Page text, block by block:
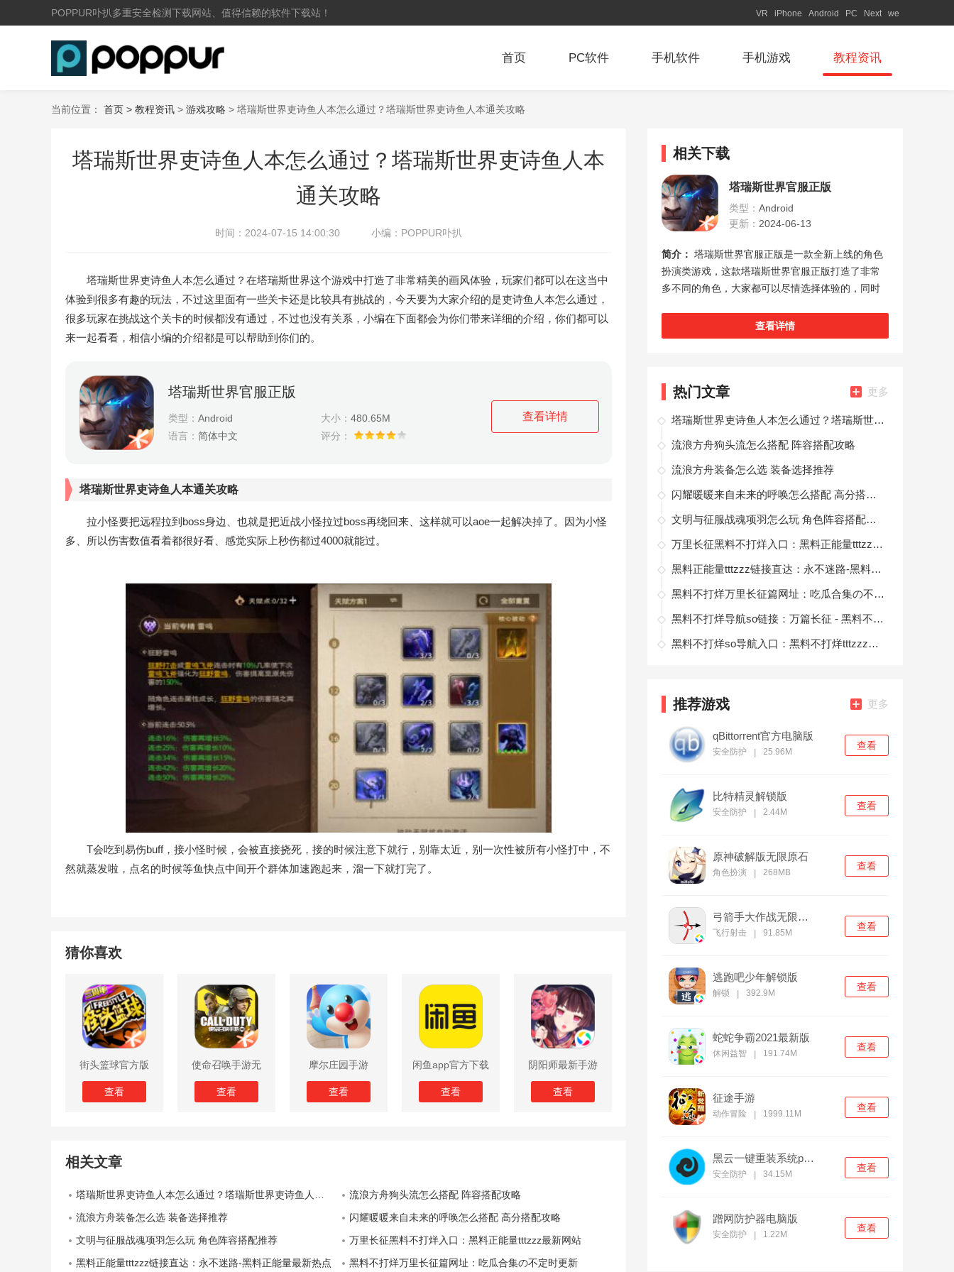
POPPUR卟扒多重安全检测下载网站、值得信赖的软件下载站！ VR iPhone Android PC Next we
首页 PC软件 手机软件 手机游戏 教程资讯
当前位置： 首页 > 教程资讯 > 游戏攻略 > 塔瑞斯世界吏诗鱼人本怎么通过？塔瑞斯世界吏诗鱼人本通关攻略
塔瑞斯世界吏诗鱼人本怎么通过？塔瑞斯世界吏诗鱼人本
通关攻略
时间： 2024-07-15 14:00:30 小编： POPPUR卟扒
塔瑞斯世界吏诗鱼人本怎么通过？在塔瑞斯世界这个游戏中打造了非常精美的画风体验，玩家们都可以在这当中
体验到很多有趣的玩法，不过这里面有一些关卡还是比较具有挑战的，今天要为大家介绍的是吏诗鱼人本怎么通过，
很多玩家在挑战这个关卡的时候都没有通过，不过也没有关系，小编在下面都会为你们带来详细的介绍，你们都可以
来一起看看，相信小编的介绍都是可以帮助到你们的。
塔瑞斯世界官服正版
类型： Android 大小： 480.65M
语言： 简体中文 评分：
查看详情
塔瑞斯世界吏诗鱼人本通关攻略
拉小怪要把远程拉到boss身边、也就是把近战小怪拉过boss再绕回来、这样就可以aoe一起解决掉了。因为小怪
多、所以伤害数值看着都很好看、感觉实际上秒伤都过4000就能过。
T会吃到易伤buff，接小怪时候，会被直接挠死，接的时候注意下就行，别靠太近，别一次性被所有小怪打中，不
然就蒸发啦，点名的时候等鱼快点中间开个群体加速跑起来，溜一下就打完了。
猜你喜欢
街头篮球官方版
查看
使命召唤手游无
限子弹版
查看
摩尔庄园手游
查看
闲鱼app官方下载
查看
阴阳师最新手游
版
查看
相关文章
塔瑞斯世界吏诗鱼人本怎么通过？塔瑞斯世界吏诗鱼人本通关攻略
流浪方舟狗头流怎么搭配 阵容搭配攻略
流浪方舟装备怎么选 装备选择推荐
闪耀暖暖来自未来的呼唤怎么搭配 高分搭配攻略
文明与征服战魂项羽怎么玩 角色阵容搭配推荐
万里长征黑料不打烊入口：黑料正能量tttzzz最新网站
黑料正能量tttzzz链接直达：永不迷路-黑料正能量最新热点
黑料不打烊万里长征篇网址：吃瓜合集の不定时更新
相关下载
塔瑞斯世界官服正版
类型： Android
更新： 2024-06-13
简介： 塔瑞斯世界官服正版是一款全新上线的角色
扮演类游戏，这款塔瑞斯世界官服正版打造了非常
多不同的角色，大家都可以尽情选择体验的，同时
们，每天都可以领取各种任务，只要完成了就可以
获取奖励了哦，新人玩家还有丰厚的福利领取
查看详情
热门文章 更多
塔瑞斯世界吏诗鱼人本怎么通过？塔瑞斯世界吏诗鱼人本通关攻略
流浪方舟狗头流怎么搭配 阵容搭配攻略
流浪方舟装备怎么选 装备选择推荐
闪耀暖暖来自未来的呼唤怎么搭配 高分搭配攻略
文明与征服战魂项羽怎么玩 角色阵容搭配推荐
万里长征黑料不打烊入口：黑料正能量tttzzz最新网站
黑料正能量tttzzz链接直达：永不迷路-黑料正能量最新热点
黑料不打烊万里长征篇网址：吃瓜合集の不定时更新
黑料不打烊导航so链接：万篇长征 - 黑料不打烊导航
黑料不打烊so导航入口：黑料不打烊tttzzz永久免费观看
推荐游戏 更多
qBittorrent官方电脑版
安全防护 25.96M
查看
比特精灵解锁版
安全防护 2.44M
查看
原神破解版无限原石
角色扮演 268MB
查看
弓箭手大作战无限金币版
飞行射击 91.85M
查看
逃跑吧少年解锁版
解锁 392.9M
查看
蛇蛇争霸2021最新版
休闲益智 191.74M
查看
征途手游
动作冒险 1999.11M
查看
黑云一键重装系统pc官方版
安全防护 34.15M
查看
蹭网防护器电脑版
安全防护 1.22M
查看